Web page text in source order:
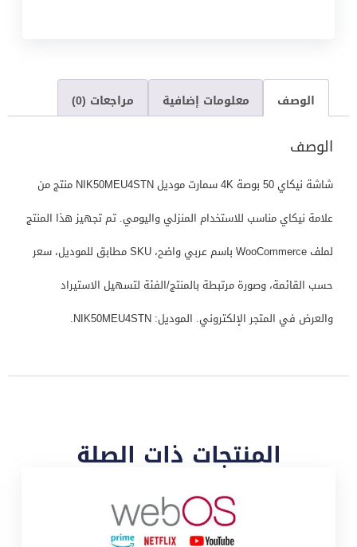
الوصف معلومات إضافية مراجعات (0)
الوصف
شاشة نيكاي 50 بوصة 4K سمارت موديل NIK50MEU4STN منتج من
علامة نيكاي مناسب للاستخدام المنزلي واليومي. تم تجهيز هذا المنتج
لملف WooCommerce باسم عربي واضح، SKU مطابق للموديل، سعر
حسب القائمة، وصورة مرتبطة بالمنتج/الفئة لتسهيل الاستيراد
والعرض في المتجر الإلكتروني. الموديل: NIK50MEU4STN.
المنتجات ذات الصلة